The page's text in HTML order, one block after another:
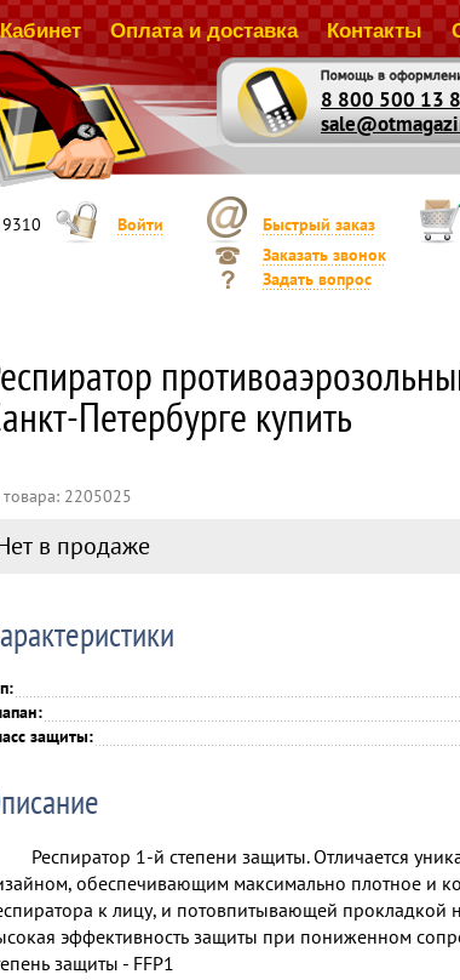
8 800 500 13
Кабинет Оплата и доставка Контакты
Войти Быстрый заказ
Заказать звонок
Задать вопрос
Петербурге купить
товара: 2205025
в продаже
защиты:
Респиратор 1-й степени защиты. Отличается
обеспечивающим максимально плотное и
к лицу, и потовпитывающей прокладкой
эффективность защиты при пониженном
защиты - FFP1